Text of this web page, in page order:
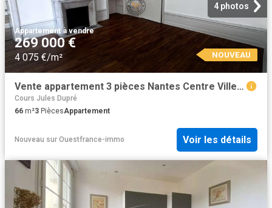
4 photos
Appartement·à vendre
269 000 €
4 075 €/m² NOUVEAU
Vente appartement 3 pièces Nantes Centre Ville 44
Cours Jules Dupré
66 m²3 PiècesAppartement
Nouveau sur Ouestfrance-immo Voir les détails